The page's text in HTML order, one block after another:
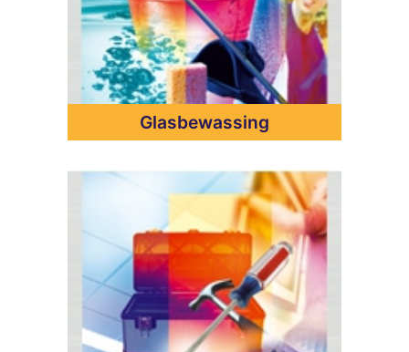
Glasbewassing